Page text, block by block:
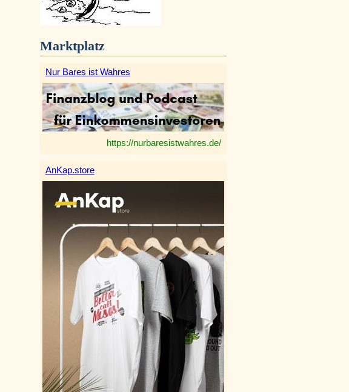
Marktplatz
Nur Bares ist Wahres
https://nurbaresistwahres.de/
AnKap.store